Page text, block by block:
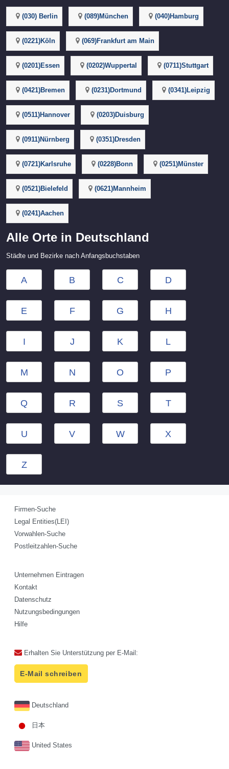
(030) Berlin (089)München (040)Hamburg
(0221)Köln (069)Frankfurt am Main
(0201)Essen (0202)Wuppertal (0711)Stuttgart
(0421)Bremen (0231)Dortmund (0341)Leipzig
(0511)Hannover (0203)Duisburg
(0911)Nürnberg (0351)Dresden
(0721)Karlsruhe (0228)Bonn (0251)Münster
(0521)Bielefeld (0621)Mannheim
(0241)Aachen
Alle Orte in Deutschland
Städte und Bezirke nach Anfangsbuchstaben
A B C D
E F G H
I J K L
M N O P
Q R S T
U V W X
Z
Firmen-Suche
Legal Entities(LEI)
Vorwahlen-Suche
Postleitzahlen-Suche
Unternehmen Eintragen
Kontakt
Datenschutz
Nutzungsbedingungen
Hilfe
Erhalten Sie Unterstützung per E-Mail:
E-Mail schreiben
Deutschland
日本
United States